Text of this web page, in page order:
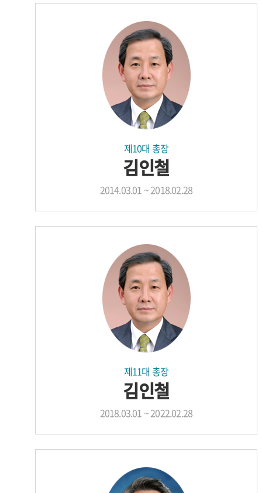
제10대 총장
김인철
2014.03.01 ~ 2018.02.28
제11대 총장
김인철
2018.03.01 ~ 2022.02.28